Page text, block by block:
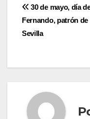
de
30 de mayo, día
Fernando, patrón de
Sevilla